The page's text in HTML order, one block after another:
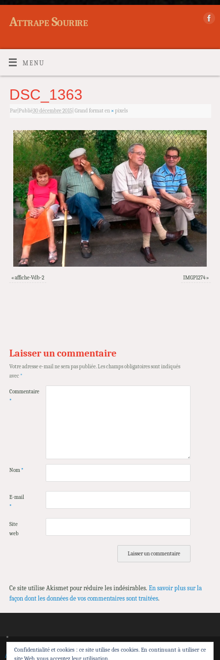
Attrape Sourire
MENU
DSC_1363
Par| Publié30 décembre 2015| Grand format en × pixels
«affiche-Vdb-2 IMGP1274»
Laisser un commentaire
Votre adresse e-mail ne sera pas publiée.Les champs obligatoires sont indiqués
avec *
Commentaire
*
Nom *
E-mail
*
Site
web
Ce site utilise Akismet pour réduire les indésirables. En savoir plus sur la
façon dont les données de vos commentaires sont traitées.
Accueil Spectacles Théâtre de Sensibilisation
Confidentialité et cookies : ce site utilise des cookies. En continuant à utiliser ce